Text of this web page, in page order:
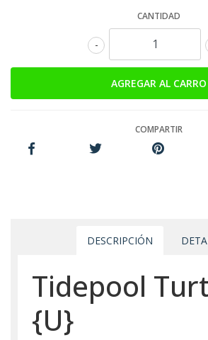
CANTIDAD
-
COMPARTIR
DESCRIPCIÓN
Tidepool
{U}